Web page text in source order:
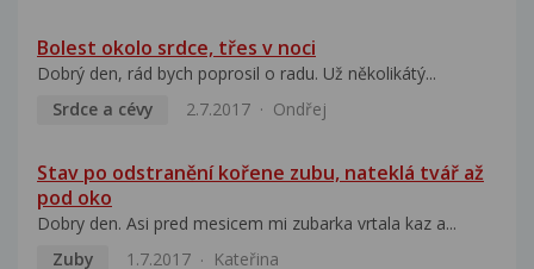
Bolest okolo srdce, třes v noci
Dobrý den, rád bych poprosil o radu. Už několikátý...
Srdce a cévy
2.7.2017 Ondřej
Stav po odstranění kořene zubu, nateklá tvář až
pod oko
Dobry den. Asi pred mesicem mi zubarka vrtala kaz a...
Zuby
1.7.2017 Kateřina